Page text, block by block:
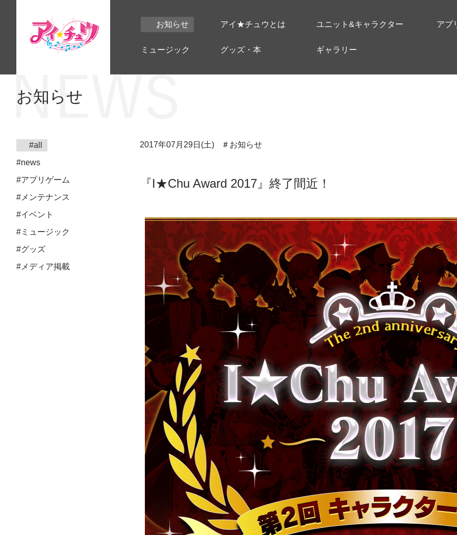
お知らせ アイ★チュウとは ユニット&キャラクター アプ
ミュージック グッズ・本 ギャラリー
お知らせ
#all
#news
#アプリゲーム
#メンテナンス
#イベント
#ミュージック
#グッズ
#メディア掲載
2017年07月29日(土) ＃お知らせ
『I★Chu Award 2017』終了間近！